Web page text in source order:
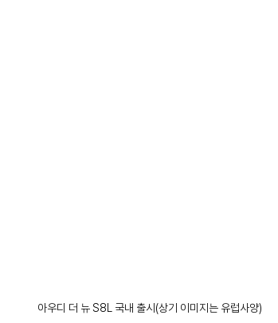
아우디 더 뉴 S8L 국내 출시(상기 이미지는 유럽사양)